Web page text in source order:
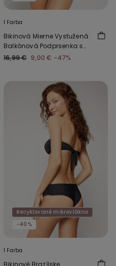
1 Farba
Bikinová Mierne Vystužená
Balkónová Podprsenka s
Riasením z Recyklovaného
16,99 € 9,00 € -47%
Recyklované mikrovlákno
-40%
1 Farba